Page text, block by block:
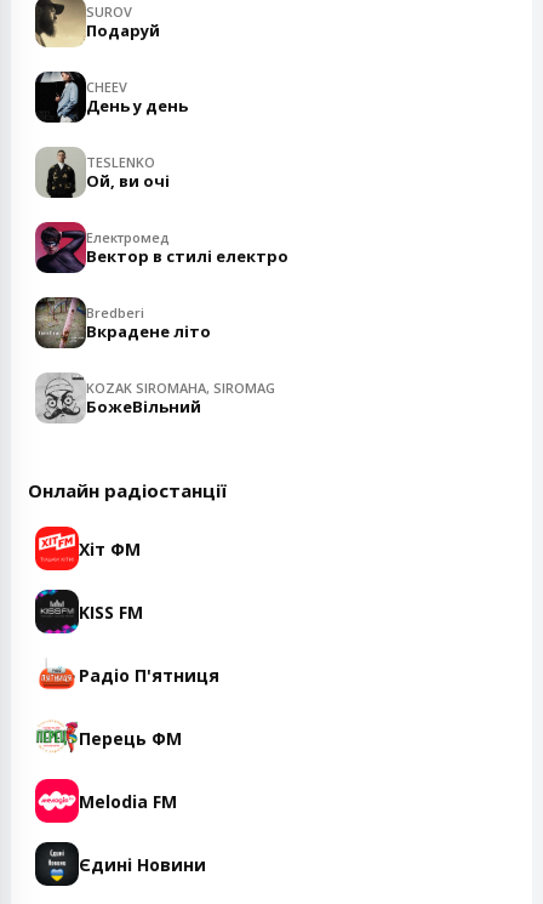
SUROV
Подаруй
CHEEV
День у день
TESLENKO
Ой, ви очі
Електромед
Вектор в стилі електро
Bredberi
Вкрадене літо
KOZAK SIROMAHA, SIROMAG
БожеВільний
Онлайн радіостанції
Хіт ФМ
KISS FM
Радіо П'ятниця
Перець ФМ
Melodia FM
Єдині Новини